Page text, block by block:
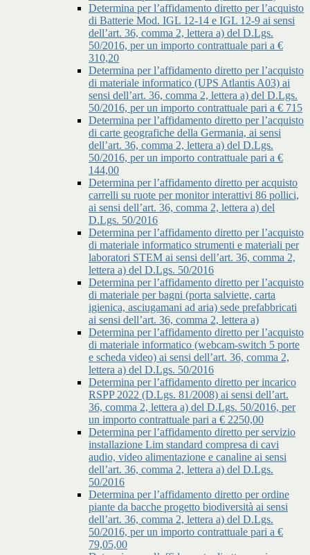
Determina per l’affidamento diretto per l’acquisto
di Batterie Mod. IGL 12-14 e IGL 12-9 ai sensi
dell’art. 36, comma 2, lettera a) del D.Lgs.
50/2016, per un importo contrattuale pari a €
310,20
Determina per l’affidamento diretto per l’acquisto
di materiale informatico (UPS Atlantis A03) ai
sensi dell’art. 36, comma 2, lettera a) del D.Lgs.
50/2016, per un importo contrattuale pari a € 715
Determina per l’affidamento diretto per l’acquisto
di carte geografiche della Germania, ai sensi
dell’art. 36, comma 2, lettera a) del D.Lgs.
50/2016, per un importo contrattuale pari a €
144,00
Determina per l’affidamento diretto per acquisto
carrelli su ruote per monitor interattivi 86 pollici,
ai sensi dell’art. 36, comma 2, lettera a) del
D.Lgs. 50/2016
Determina per l’affidamento diretto per l’acquisto
di materiale informatico strumenti e materiali per
laboratori STEM ai sensi dell’art. 36, comma 2,
lettera a) del D.Lgs. 50/2016
Determina per l’affidamento diretto per l’acquisto
di materiale per bagni (porta salviette, carta
igienica, asciugamani ad aria) sede prefabbricati
ai sensi dell’art. 36, comma 2, lettera a)
Determina per l’affidamento diretto per l’acquisto
di materiale informatico (webcam-switch 5 porte
e scheda video) ai sensi dell’art. 36, comma 2,
lettera a) del D.Lgs. 50/2016
Determina per l’affidamento diretto per incarico
RSPP 2022 (D.Lgs. 81/2008) ai sensi dell’art.
36, comma 2, lettera a) del D.Lgs. 50/2016, per
un importo contrattuale pari a € 2250,00
Determina per l’affidamento diretto per servizio
installazione Lim standard compresa di cavi
audio, video alimentazione e canaline ai sensi
dell’art. 36, comma 2, lettera a) del D.Lgs.
50/2016
Determina per l’affidamento diretto per ordine
piante da bacche progetto biodiversità ai sensi
dell’art. 36, comma 2, lettera a) del D.Lgs.
50/2016, per un importo contrattuale pari a €
79,05,00